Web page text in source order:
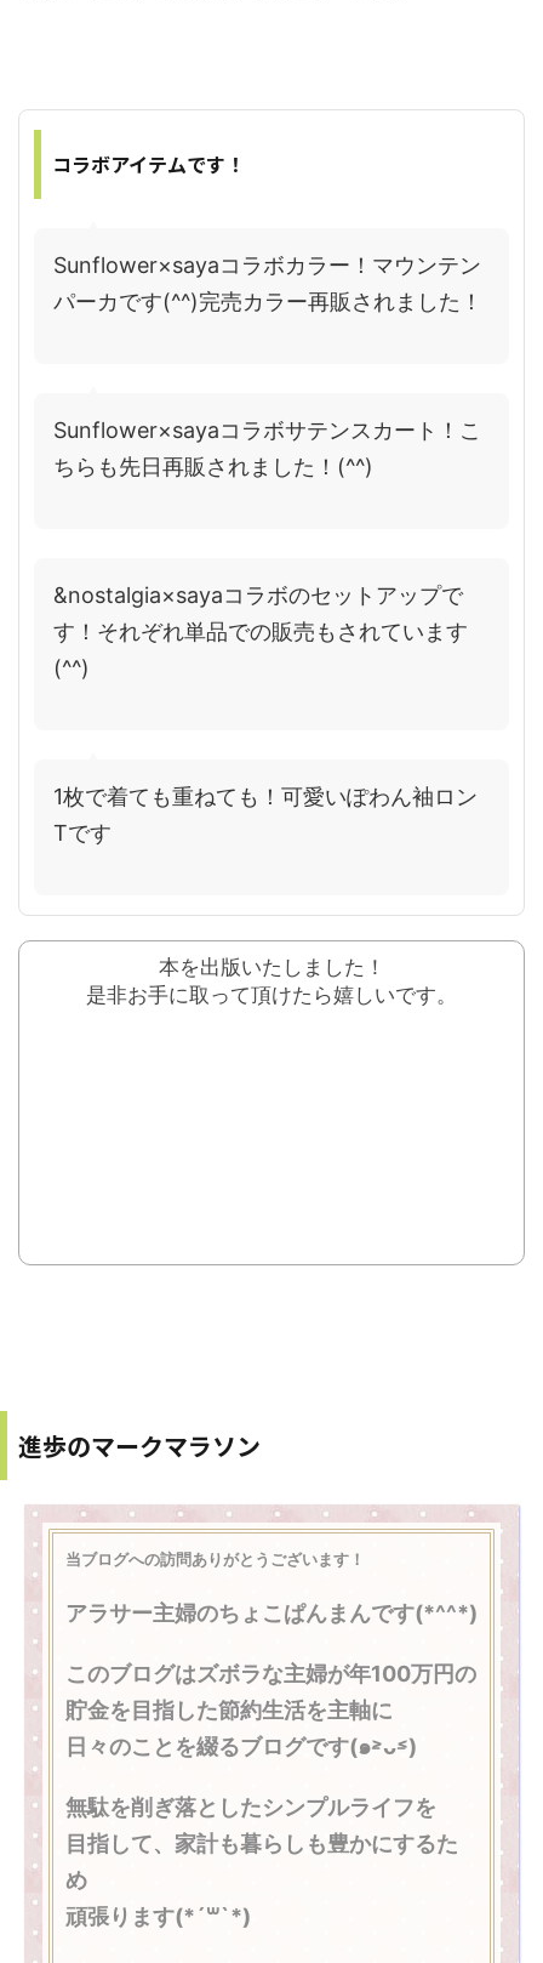
コラボアイテムです！
Sunflower×sayaコラボカラー！マウンテン
パーカです(^^)完売カラー再販されました！
Sunflower×sayaコラボサテンスカート！こ
ちらも先日再販されました！(^^)
&nostalgia×sayaコラボのセットアップで
す！それぞれ単品での販売もされています
(^^)
1枚で着ても重ねても！可愛いぽわん袖ロン
Tです
本を出版いたしました！
是非お手に取って頂けたら嬉しいです。
進歩のマークマラソン
当ブログへの訪問ありがとうございます ！
アラサー主婦のちょこぱんまんです(*^^*)
このブログはズボラな主婦が年100万円の
貯金を目指した節約生活を主軸に
日々のことを綴るブログです(๑˃̵ᴗ˂̵)
無駄を削ぎ落としたシンプルライフを
目指して、家計も暮らしも豊かにするた
め
頑張ります(*´꒳`*)